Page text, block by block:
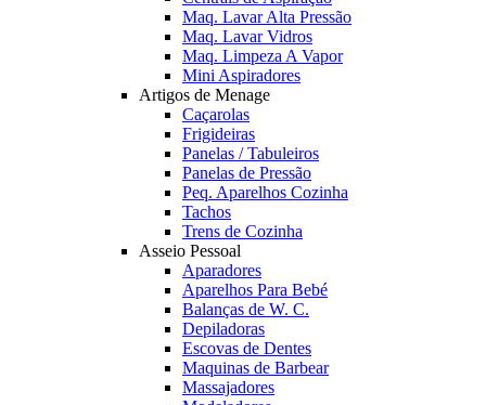
Maq. Lavar Alta Pressão
Maq. Lavar Vidros
Maq. Limpeza A Vapor
Mini Aspiradores
Artigos de Menage
Caçarolas
Frigideiras
Panelas / Tabuleiros
Panelas de Pressão
Peq. Aparelhos Cozinha
Tachos
Trens de Cozinha
Asseio Pessoal
Aparadores
Aparelhos Para Bebé
Balanças de W. C.
Depiladoras
Escovas de Dentes
Maquinas de Barbear
Massajadores